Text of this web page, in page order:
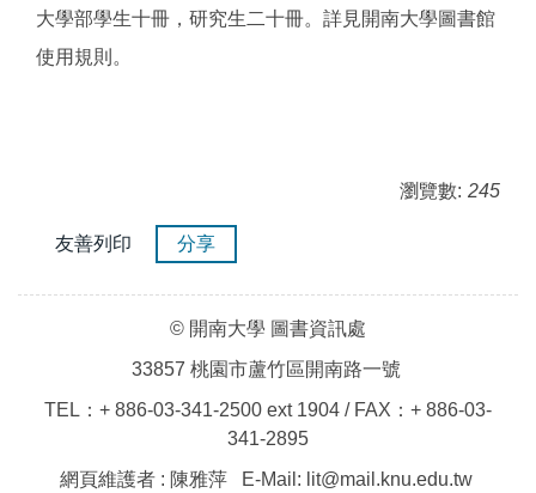
大學部學生十冊，研究生二十冊。詳見開南大學圖書館
使用規則。
瀏覽數: 245
友善列印 分享
© 開南大學 圖書資訊處
33857 桃園市蘆竹區開南路一號
TEL：+ 886-03-341-2500 ext 1904 / FAX：+ 886-03-
341-2895
網頁維護者 : 陳雅萍 E-Mail: lit@mail.knu.edu.tw